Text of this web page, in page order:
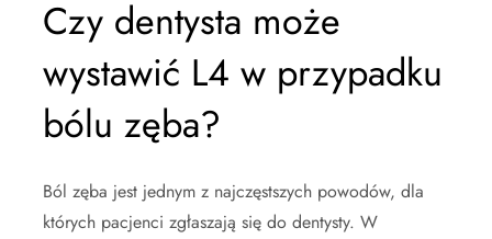
Czy dentysta może
wystawić L4 w przypadku
bólu zęba?
Ból zęba jest jednym z najczęstszych powodów, dla
których pacjenci zgłaszają się do dentysty. W